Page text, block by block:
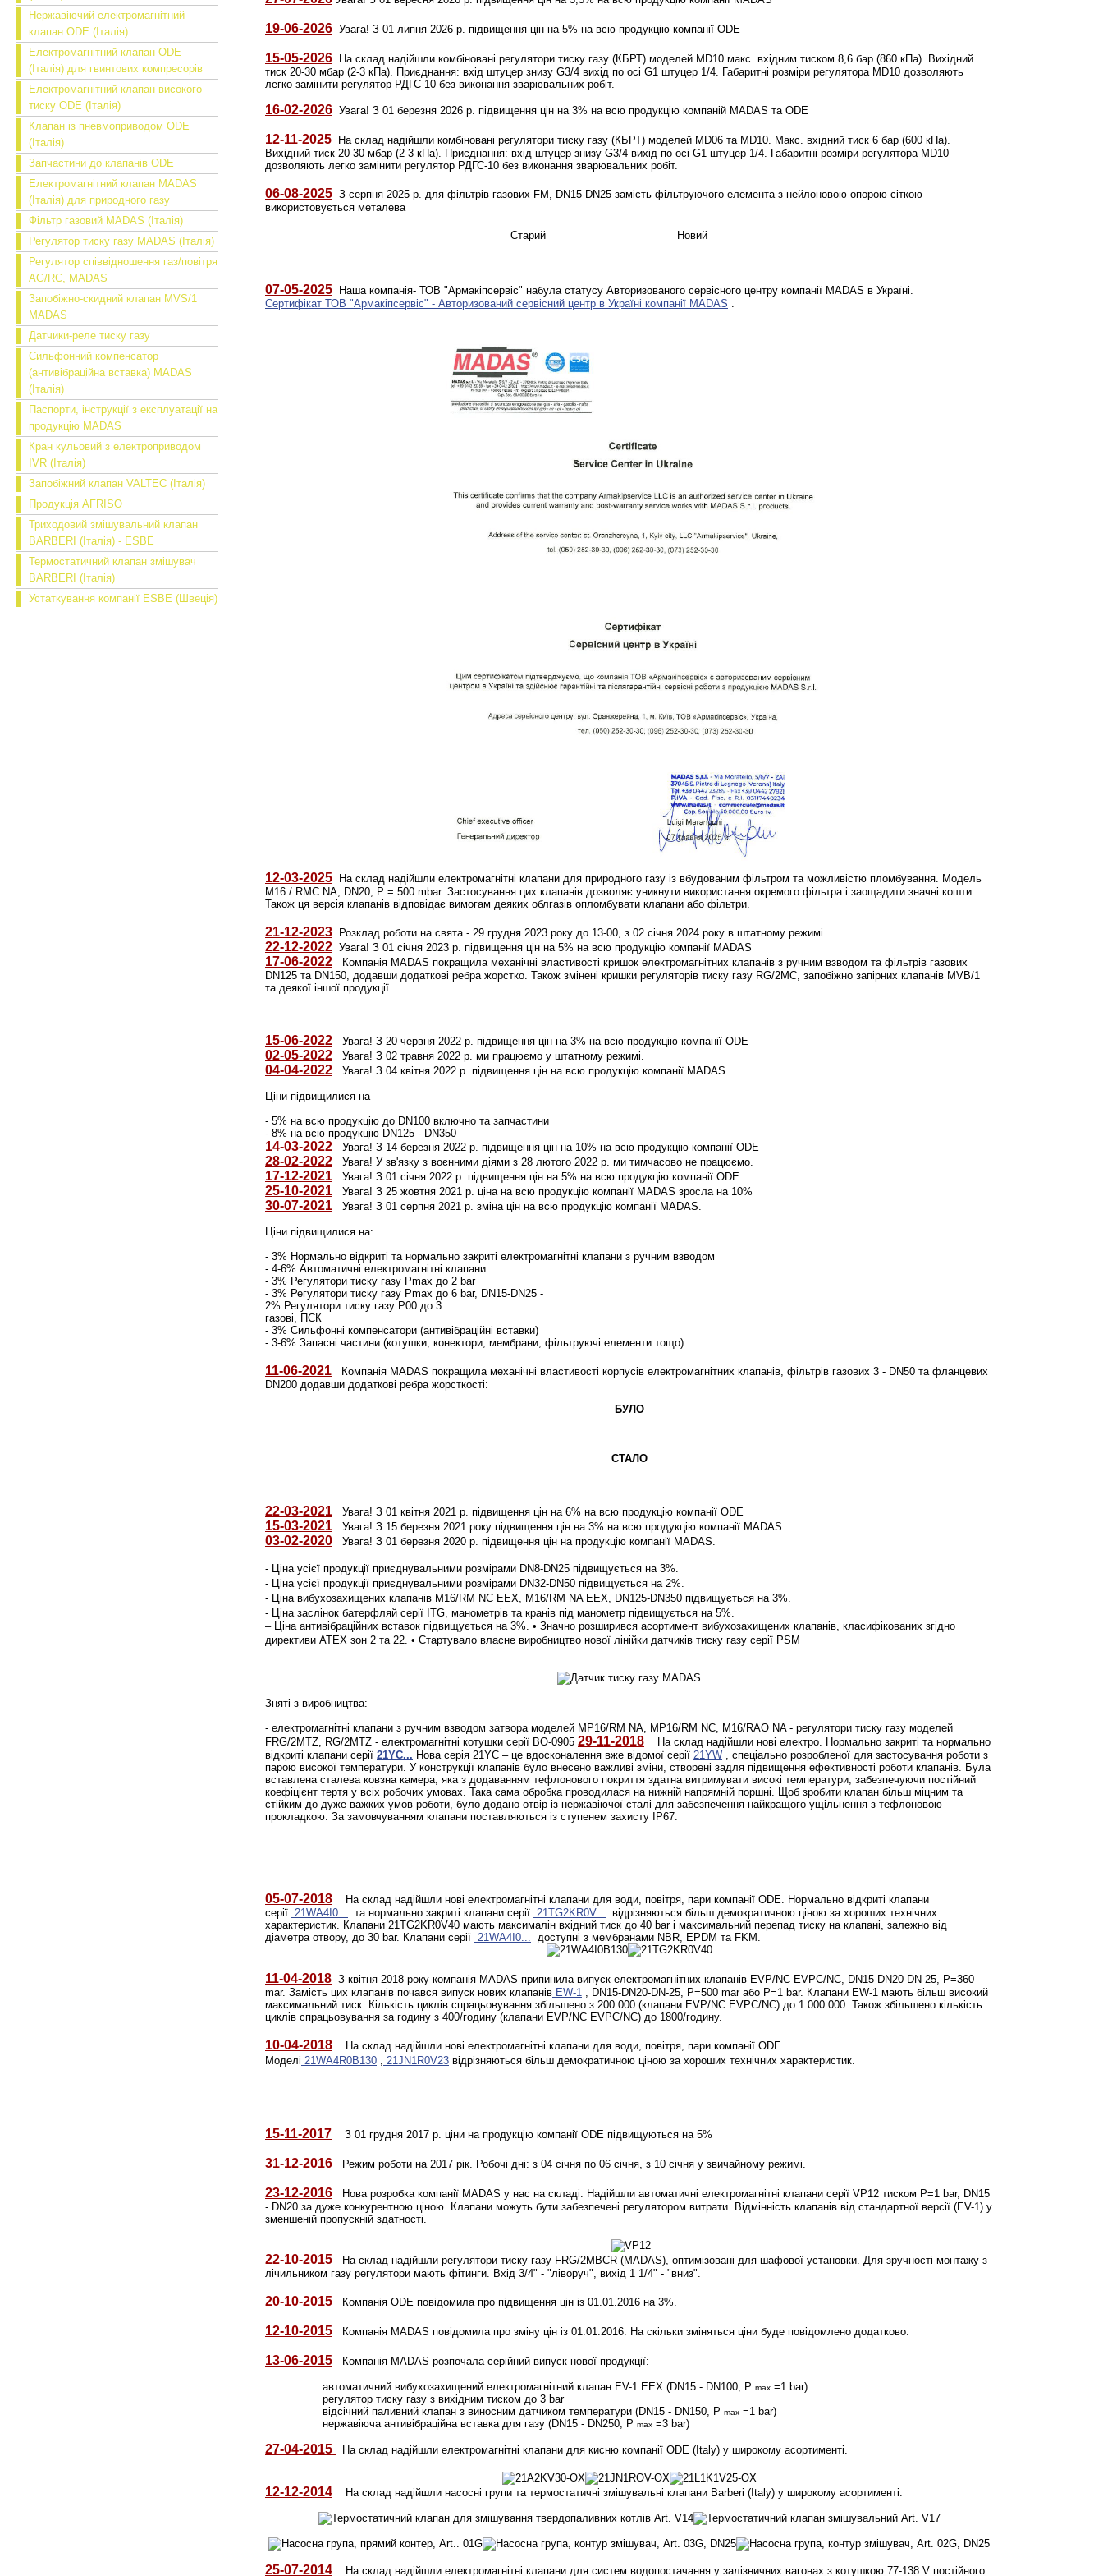
Нержавіючий електромагнітний
клапан ODE (Італія)
Електромагнітний клапан ODE
(Італія) для гвинтових компресорів
Електромагнітний клапан високого
тиску ODE (Італія)
Клапан із пневмоприводом ODE
(Італія)
Запчастини до клапанів ODE
Електромагнітний клапан MADAS
(Італія) для природного газу
Фільтр газовий MADAS (Італія)
Регулятор тиску газу MADAS (Італія)
Регулятор співвідношення газ/повітря
AG/RC, MADAS
Запобіжно-скидний клапан MVS/1
MADAS
Датчики-реле тиску газу
Сильфонний компенсатор
(антивібраційна вставка) MADAS
(Італія)
Паспорти, інструкції з експлуатації на
продукцію MADAS
Кран кульовий з електроприводом
IVR (Італія)
Запобіжний клапан VALTEC (Італія)
Продукція AFRISO
Триходовий змішувальний клапан
BARBERI (Італія) - ESBE
Термостатичний клапан змішувач
BARBERI (Італія)
Устаткування компанії ESBE (Швеція)
19-06-2026 Увага! З 01 липня 2026 р. підвищення цін на 5% на всю продукцію компанії ODE
15-05-2026 На склад надійшли комбіновані регулятори тиску газу (КБРТ) моделей MD10 макс. вхідним тиском 8,6 бар (860 кПа). Вихідний
тиск 20-30 мбар (2-3 кПа). Приєднання: вхід штуцер знизу G3/4 вихід по осі G1 штуцер 1/4. Габаритні розміри регулятора MD10 дозволяють
легко замінити регулятор РДГС-10 без виконання зварювальних робіт.
16-02-2026 Увага! З 01 березня 2026 р. підвищення цін на 3% на всю продукцію компаній MADAS та ODE
12-11-2025 На склад надійшли комбіновані регулятори тиску газу (КБРТ) моделей MD06 та MD10. Макс. вхідний тиск 6 бар (600 кПа).
Вихідний тиск 20-30 мбар (2-3 кПа). Приєднання: вхід штуцер знизу G3/4 вихід по осі G1 штуцер 1/4. Габаритні розміри регулятора MD10
дозволяють легко замінити регулятор РДГС-10 без виконання зварювальних робіт.
06-08-2025 З серпня 2025 р. для фільтрів газових FM, DN15-DN25 замість фільтруючого елемента з нейлоновою опорою сіткою
використовується металева
Старий Новий
07-05-2025 Наша компанія- ТОВ "Армакіпсервіс" набула статусу Авторизованого сервісного центру компанії MADAS в Україні.
Сертифікат ТОВ "Армакіпсервіс" - Авторизований сервісний центр в Україні компанії MADAS .
12-03-2025 На склад надійшли електромагнітні клапани для природного газу із вбудованим фільтром та можливістю пломбування. Модель
M16 / RMC NA, DN20, P = 500 mbar. Застосування цих клапанів дозволяє уникнути використання окремого фільтра і заощадити значні кошти.
Також ця версія клапанів відповідає вимогам деяких облгазів опломбувати клапани або фільтри.
21-12-2023 Розклад роботи на свята - 29 грудня 2023 року до 13-00, з 02 січня 2024 року в штатному режимі.
22-12-2022 Увага! З 01 січня 2023 р. підвищення цін на 5% на всю продукцію компанії MADAS
17-06-2022 Компанія MADAS покращила механічні властивості кришок електромагнітних клапанів з ручним взводом та фільтрів газових
DN125 та DN150, додавши додаткові ребра жорстко. Також змінені кришки регуляторів тиску газу RG/2MC, запобіжно запірних клапанів MVB/1
та деякої іншої продукції.
15-06-2022 Увага! З 20 червня 2022 р. підвищення цін на 3% на всю продукцію компанії ODE
02-05-2022 Увага! З 02 травня 2022 р. ми працюємо у штатному режимі.
04-04-2022 Увага! З 04 квітня 2022 р. підвищення цін на всю продукцію компанії MADAS.
Ціни підвищилися на
- 5% на всю продукцію до DN100 включно та запчастини
- 8% на всю продукцію DN125 - DN350
14-03-2022 Увага! З 14 березня 2022 р. підвищення цін на 10% на всю продукцію компанії ODE
28-02-2022 Увага! У зв'язку з воєнними діями з 28 лютого 2022 р. ми тимчасово не працюємо.
17-12-2021 Увага! З 01 січня 2022 р. підвищення цін на 5% на всю продукцію компанії ODE
25-10-2021 Увага! З 25 жовтня 2021 р. ціна на всю продукцію компанії MADAS зросла на 10%
30-07-2021 Увага! З 01 серпня 2021 р. зміна цін на всю продукцію компанії MADAS.
Ціни підвищилися на:
- 3% Нормально відкриті та нормально закриті електромагнітні клапани з ручним взводом
- 4-6% Автоматичні електромагнітні клапани
- 3% Регулятори тиску газу Pmax до 2 bar
- 3% Регулятори тиску газу Pmax до 6 bar, DN15-DN25 -
2% Регулятори тиску газу P00 до 3
газові, ПСК
- 3% Сильфонні компенсатори (антивібраційні вставки)
- 3-6% Запасні частини (котушки, конектори, мембрани, фільтруючі елементи тощо)
11-06-2021 Компанія MADAS покращила механічні властивості корпусів електромагнітних клапанів, фільтрів газових 3 - DN50 та фланцевих
DN200 додавши додаткові ребра жорсткості:
БУЛО
СТАЛО
22-03-2021 Увага! З 01 квітня 2021 р. підвищення цін на 6% на всю продукцію компанії ODE
15-03-2021 Увага! З 15 березня 2021 року підвищення цін на 3% на всю продукцію компанії MADAS.
03-02-2020 Увага! З 01 березня 2020 р. підвищення цін на продукцію компанії MADAS.
- Ціна усієї продукції приєднувальними розмірами DN8-DN25 підвищується на 3%.
- Ціна усієї продукції приєднувальними розмірами DN32-DN50 підвищується на 2%.
- Ціна вибухозахищених клапанів M16/RM NC EEX, M16/RM NA EEX, DN125-DN350 підвищується на 3%.
- Ціна заслінок батерфляй серії ITG, манометрів та кранів під манометр підвищується на 5%.
– Ціна антивібраційних вставок підвищується на 3%. • Значно розширився асортимент вибухозахищених клапанів, класифікованих згідно
директиви ATEX зон 2 та 22. • Стартувало власне виробництво нової лінійки датчиків тиску газу серії PSM
Зняті з виробництва:
- електромагнітні клапани з ручним взводом затвора моделей MP16/RM NA, MP16/RM NC, M16/RAO NA - регулятори тиску газу моделей
FRG/2MTZ, RG/2MTZ - електромагнітні котушки серії BO-0905 29-11-2018 На склад надійшли нові електро. Нормально закриті та нормально
відкриті клапани серії 21YC... Нова серія 21YC – це вдосконалення вже відомої серії 21YW , спеціально розробленої для застосування роботи з
парою високої температури. У конструкції клапанів було внесено важливі зміни, створені задля підвищення ефективності роботи клапанів. Була
вставлена ​​сталева ковзна камера, яка з додаванням тефлонового покриття здатна витримувати високі температури, забезпечуючи постійний
коефіцієнт тертя у всіх робочих умовах. Така сама обробка проводилася на нижній напрямній поршні. Щоб зробити клапан більш міцним та
стійким до дуже важких умов роботи, було додано отвір із нержавіючої сталі для забезпечення найкращого ущільнення з тефлоновою
прокладкою. За замовчуванням клапани поставляються із ступенем захисту IP67.
05-07-2018 На склад надійшли нові електромагнітні клапани для води, повітря, пари компанії ODE. Нормально відкриті клапани
серії 21WA4I0... та нормально закриті клапани серії 21TG2KR0V... відрізняються більш демократичною ціною за хороших технічних
характеристик. Клапани 21TG2KR0V40 мають максималін вхідний тиск до 40 bar і максимальний перепад тиску на клапані, залежно від
діаметра отвору, до 30 bar. Клапани серії 21WA4I0... доступні з мембранами NBR, EPDM та FKM.
11-04-2018 З квітня 2018 року компанія MADAS припинила випуск електромагнітних клапанів EVP/NC EVPC/NC, DN15-DN20-DN-25, P=360
mar. Замість цих клапанів почався випуск нових клапанів EW-1 , DN15-DN20-DN-25, P=500 mar або P=1 bar. Клапани EW-1 мають більш високий
максимальний тиск. Кількість циклів спрацьовування збільшено з 200 000 (клапани EVP/NC EVPC/NC) до 1 000 000. Також збільшено кількість
циклів спрацьовування за годину з 400/годину (клапани EVP/NC EVPC/NC) до 1800/годину.
10-04-2018 На склад надійшли нові електромагнітні клапани для води, повітря, пари компанії ODE.
Моделі 21WA4R0B130 , 21JN1R0V23 відрізняються більш демократичною ціною за хороших технічних характеристик.
15-11-2017 З 01 грудня 2017 р. ціни на продукцію компанії ODE підвищуються на 5%
31-12-2016 Режим роботи на 2017 рік. Робочі дні: з 04 ​​січня по 06 січня, з 10 січня у звичайному режимі.
23-12-2016 Нова розробка компанії MADAS у нас на складі. Надійшли автоматичні електромагнітні клапани серії VP12 тиском P=1 bar, DN15
- DN20 за дуже конкурентною ціною. Клапани можуть бути забезпечені регулятором витрати. Відмінність клапанів від стандартної версії (EV-1) у
зменшеній пропускній здатності.
22-10-2015 На склад надійшли регулятори тиску газу FRG/2MBCR (MADAS), оптимізовані для шафової установки. Для зручності монтажу з
лічильником газу регулятори мають фітинги. Вхід 3/4" - "ліворуч", вихід 1 1/4" - "вниз".
20-10-2015 Компанія ODE повідомила про підвищення цін із 01.01.2016 на 3%.
12-10-2015 Компанія MADAS повідомила про зміну цін із 01.01.2016. На скільки зміняться ціни буде повідомлено додатково.
13-06-2015 Компанія MADAS розпочала серійний випуск нової продукції:
автоматичний вибухозахищений електромагнітний клапан EV-1 EEX (DN15 - DN100, P max =1 bar)
регулятор тиску газу з вихідним тиском до 3 bar
відсічний паливний клапан з виносним датчиком температури (DN15 - DN150, P max =1 bar)
нержавіюча антивібраційна вставка для газу (DN15 - DN250, P max =3 bar)
27-04-2015 На склад надійшли електромагнітні клапани для кисню компанії ODE (Italy) у широкому асортименті.
12-12-2014 На склад надійшли насосні групи та термостатичні змішувальні клапани Barberi (Italy) у широкому асортименті.
25-07-2014 На склад надійшли електромагнітні клапани для систем водопостачання у залізничних вагонах з котушкою 77-138 V постійного